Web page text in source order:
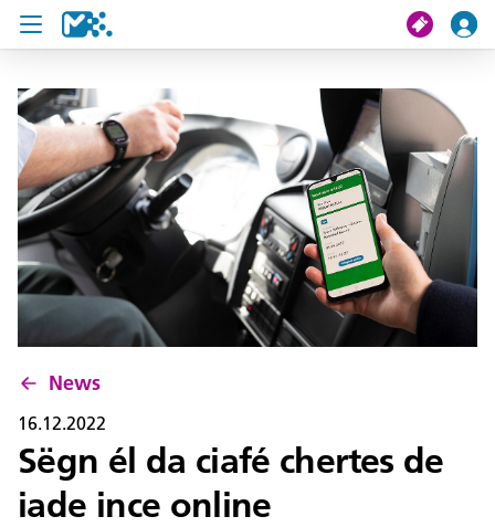
Crissa
Mi viac
Chertes de viac
U19 Pass
News
Servisc y cuntat
News
16.12.2022
Sëgn él da ciafé chertes de
iade ince online